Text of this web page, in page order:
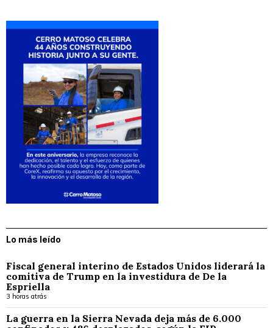
Lo más leído
Fiscal general interino de Estados Unidos liderará la
comitiva de Trump en la investidura de De la
Espriella
3 horas atrás
La guerra en la Sierra Nevada deja más de 6.000